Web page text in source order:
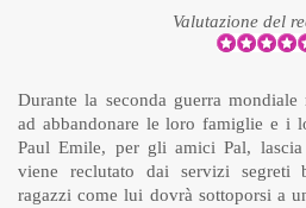
Valutazione del
Durante la seconda guerra
ad abbandonare le loro famiglie e i
Paul Emile, per gli amici Pal,
viene reclutato dai servizi segreti
ragazzi come lui dovrà sottoporsi a